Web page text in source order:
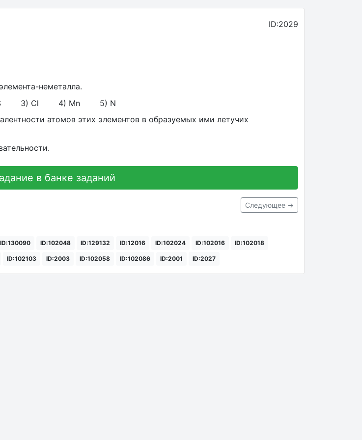
ID:2029
неметалла.
3) Cl 4) Mn 5) N
атомов этих элементов в образуемых ими летучих
в банке заданий
Следующее →
ID:130090 ID:102048 ID:129132 ID:12016 ID:102024 ID:102016 ID:102018
ID:102103 ID:2003 ID:102058 ID:102086 ID:2001 ID:2027